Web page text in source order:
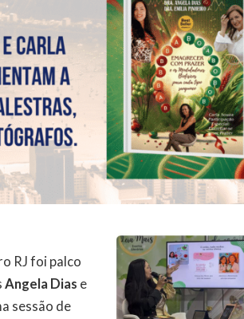
RJ foi palco
Angela Dias e
sessão de